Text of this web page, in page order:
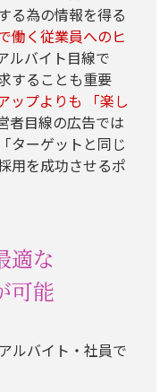
る為の情報を得る
働く従業員へのヒ
ルバイト目線で
することも重要
ップよりも 「楽し
者目線の広告では
ターゲットと同じ
用を成功させるポ
適な
可能
ルバイト・社員で